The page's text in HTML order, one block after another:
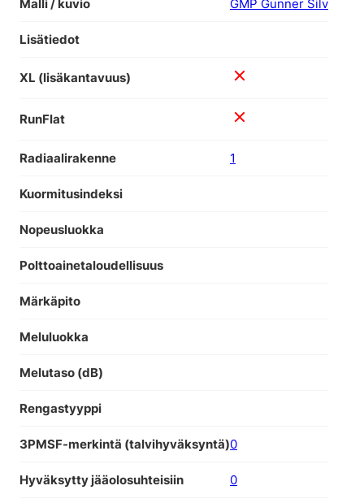
Malli / kuvio GMP Gunner Silv
Lisätiedot
XL (lisäkantavuus)
RunFlat
Radiaalirakenne 1
Kuormitusindeksi
Nopeusluokka
Polttoainetaloudellisuus
Märkäpito
Meluluokka
Melutaso (dB)
Rengastyyppi
3PMSF-merkintä (talvihyväksyntä)0
Hyväksytty jääolosuhteisiin 0